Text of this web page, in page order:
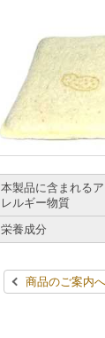
本製品に含まれるア
レルギー物質
栄養成分
商品のご案内